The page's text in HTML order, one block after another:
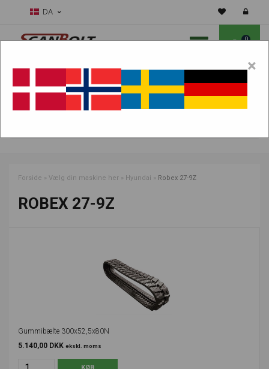
DA
0
Forside » Vælg din maskine her » Hyundai » Robex 27-9Z
ROBEX 27-9Z
Gummibælte 300x52,5x80N
5.140,00 DKK ekskl. moms
×